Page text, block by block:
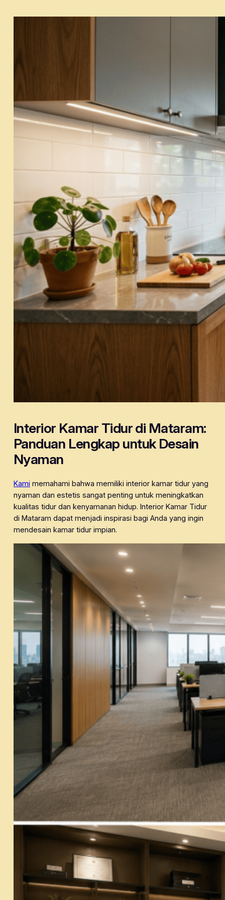
Interior Kamar Tidur di Mataram:
Panduan Lengkap untuk Desain
Nyaman
Kami memahami bahwa memiliki interior kamar tidur yang
nyaman dan estetis sangat penting untuk meningkatkan
kualitas tidur dan kenyamanan hidup. Interior Kamar Tidur
di Mataram dapat menjadi inspirasi bagi Anda yang ingin
mendesain kamar tidur impian.